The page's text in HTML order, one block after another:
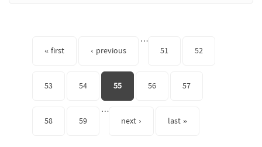
« first ‹ previous
…
51
52
53 54 55 56 57
58 59
…
next ›
last »